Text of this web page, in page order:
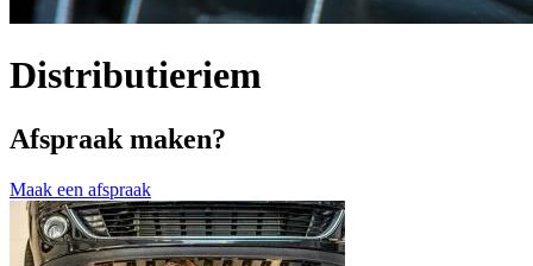
Distributieriem
Afspraak maken?
Maak een afspraak